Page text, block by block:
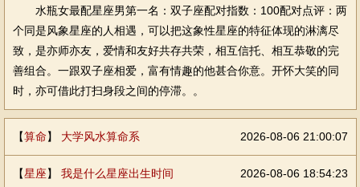
水瓶女最配星座男第一名：双子座配对指数：100配对点评：两
个同是风象星座的人相遇，可以把这象性星座的特征体现的淋漓尽
致，是亦师亦友，爱情和友好共存共荣，相互信托、相互恭敬的完
善组合。一跟双子座相爱，富有情趣的他甚合你意。开怀大笑的同
时，亦可借此打扫身段之间的停滞。。
【算命】 大学风水算命系 2026-08-06 21:00:07
【星座】 我是什么星座出生时间 2026-08-06 18:54:23